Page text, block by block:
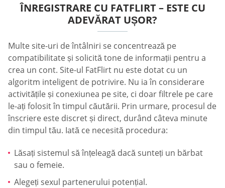
ÎNREGISTRARE CU FATFLIRT – ESTE CU
ADEVĂRAT UȘOR?
Multe site-uri de întâlniri se concentrează pe
compatibilitate și solicită tone de informații pentru a
crea un cont. Site-ul FatFlirt nu este dotat cu un
algoritm inteligent de potrivire. Nu ia în considerare
activitățile și conexiunea pe site, ci doar filtrele pe care
le-ați folosit în timpul căutării. Prin urmare, procesul de
înscriere este discret și direct, durând câteva minute
din timpul tău. Iată ce necesită procedura:
Lăsați sistemul să înțeleagă dacă sunteți un bărbat
sau o femeie.
Alegeți sexul partenerului potențial.